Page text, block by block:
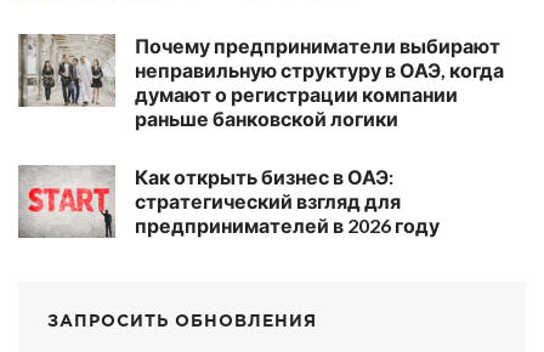
Почему предприниматели выбирают
неправильную структуру в ОАЭ, когда
думают о регистрации компании
раньше банковской логики
Как открыть бизнес в ОАЭ:
стратегический взгляд для
предпринимателей в 2026 году
ЗАПРОСИТЬ ОБНОВЛЕНИЯ